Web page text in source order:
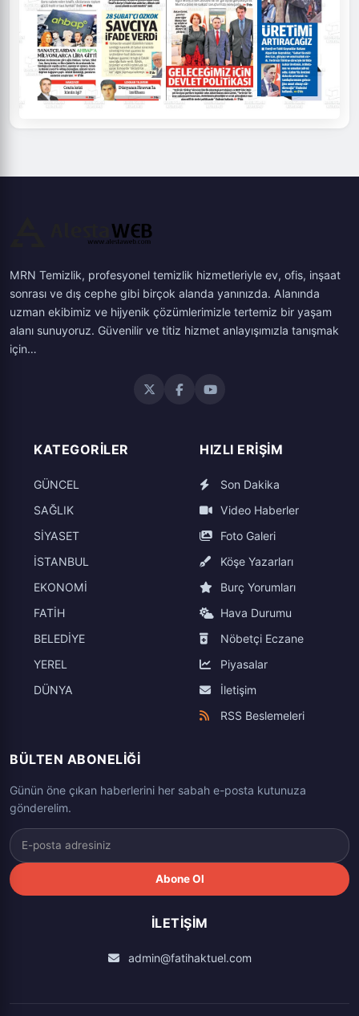
MRN Temizlik, profesyonel temizlik hizmetleriyle ev, ofis, inşaat
sonrası ve dış cephe gibi birçok alanda yanınızda. Alanında
uzman ekibimiz ve hijyenik çözümlerimizle tertemiz bir yaşam
alanı sunuyoruz. Güvenilir ve titiz hizmet anlayışımızla tanışmak
için…
KATEGORILER
GÜNCEL
SAĞLIK
SİYASET
İSTANBUL
EKONOMİ
FATİH
BELEDİYE
YEREL
DÜNYA
HIZLI ERIŞIM
Son Dakika
Video Haberler
Foto Galeri
Köşe Yazarları
Burç Yorumları
Hava Durumu
Nöbetçi Eczane
Piyasalar
İletişim
RSS Beslemeleri
BÜLTEN ABONELIĞI
Günün öne çıkan haberlerini her sabah e-posta kutunuza
gönderelim.
Abone Ol
İLETIŞIM
admin@fatihaktuel.com